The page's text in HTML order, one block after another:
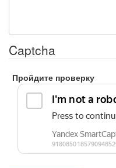
Captcha
Пройдите проверку